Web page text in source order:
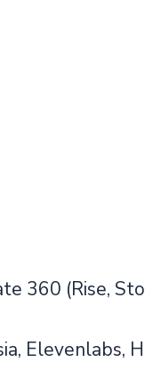
360 (Rise,
Elevenlabs,